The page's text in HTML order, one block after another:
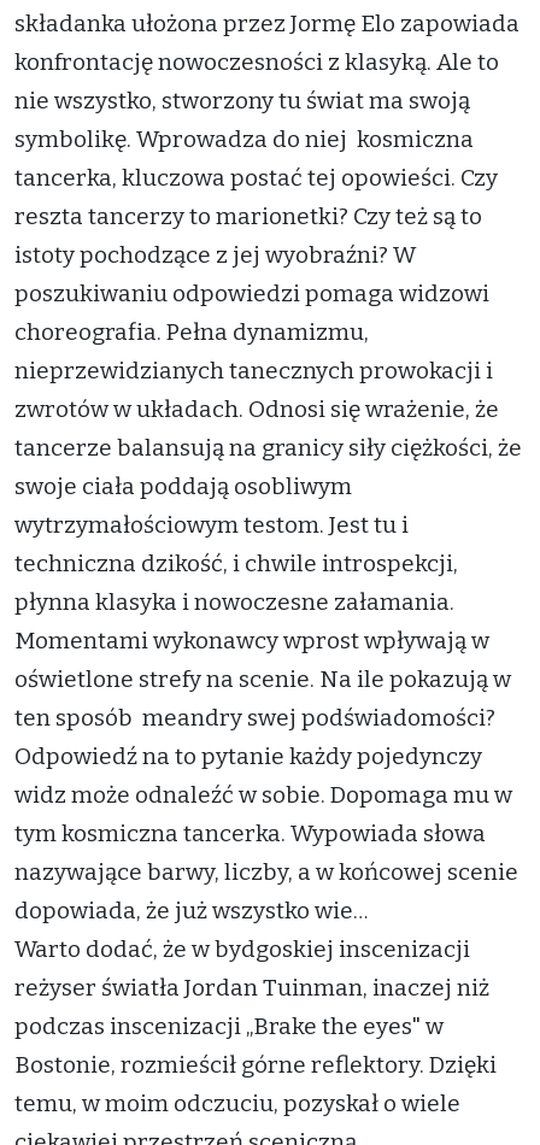
składanka ułożona przez Jormę Elo zapowiada
konfrontację nowoczesności z klasyką. Ale to
nie wszystko, stworzony tu świat ma swoją
symbolikę. Wprowadza do niej kosmiczna
tancerka, kluczowa postać tej opowieści. Czy
reszta tancerzy to marionetki? Czy też są to
istoty pochodzące z jej wyobraźni? W
poszukiwaniu odpowiedzi pomaga widzowi
choreografia. Pełna dynamizmu,
nieprzewidzianych tanecznych prowokacji i
zwrotów w układach. Odnosi się wrażenie, że
tancerze balansują na granicy siły ciężkości, że
swoje ciała poddają osobliwym
wytrzymałościowym testom. Jest tu i
techniczna dzikość, i chwile introspekcji,
płynna klasyka i nowoczesne załamania.
Momentami wykonawcy wprost wpływają w
oświetlone strefy na scenie. Na ile pokazują w
ten sposób meandry swej podświadomości?
Odpowiedź na to pytanie każdy pojedynczy
widz może odnaleźć w sobie. Dopomaga mu w
tym kosmiczna tancerka. Wypowiada słowa
nazywające barwy, liczby, a w końcowej scenie
dopowiada, że już wszystko wie…
Warto dodać, że w bydgoskiej inscenizacji
reżyser światła Jordan Tuinman, inaczej niż
podczas inscenizacji „Brake the eyes" w
Bostonie, rozmieścił górne reflektory. Dzięki
temu, w moim odczuciu, pozyskał o wiele